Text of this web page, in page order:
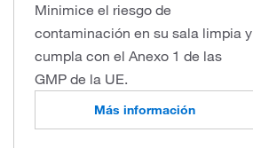
Minimice el riesgo de
contaminación en su sala limpia y
cumpla con el Anexo 1 de las
GMP de la UE.
Más información